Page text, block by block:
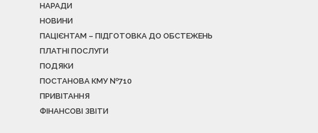
НАРАДИ
НОВИНИ
ПАЦІЄНТАМ – ПІДГОТОВКА ДО ОБСТЕЖЕНЬ
ПЛАТНІ ПОСЛУГИ
ПОДЯКИ
ПОСТАНОВА КМУ №710
ПРИВІТАННЯ
ФІНАНСОВІ ЗВІТИ